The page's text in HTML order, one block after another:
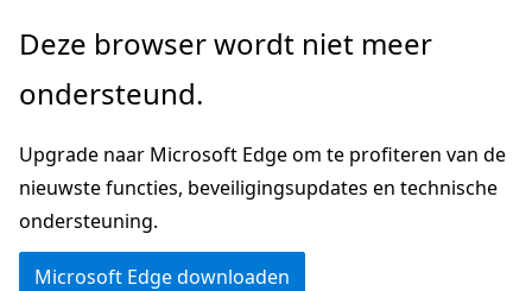
Naar
gaan
Naar
op
pagina
gaan
Deze browser wordt niet meer
ondersteund.
Upgrade naar Microsoft Edge om te profiteren van de
nieuwste functies, beveiligingsupdates en technische
ondersteuning.
Microsoft Edge downloaden